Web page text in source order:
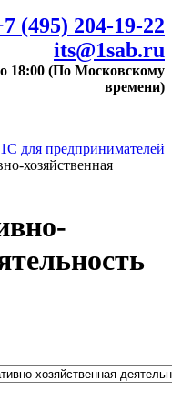
(495) 204-19-22
its@1sab.ru
18:00 (По Московскому
времени)
для предпринимателей
хозяйственная